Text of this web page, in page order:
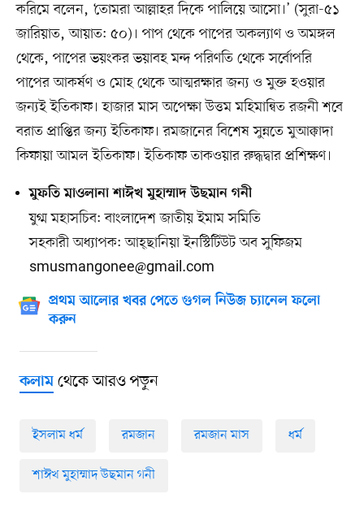
করিমে বলেন, ‘তোমরা আল্লাহর দিকে পালিয়ে আসো।’ (সুরা-৫১
জারিয়াত, আয়াত: ৫০)। পাপ থেকে পাপের অকল্যাণ ও অমঙ্গল
থেকে, পাপের ভয়ংকর ভয়াবহ মন্দ পরিণতি থেকে সর্বোপরি
পাপের আকর্ষণ ও মোহ থেকে আত্মরক্ষার জন্য ও মুক্ত হওয়ার
জন্যই ইতিকাফ। হাজার মাস অপেক্ষা উত্তম মহিমান্বিত রজনী শবে
বরাত প্রাপ্তির জন্য ইতিকাফ। রমজানের বিশেষ সুন্নতে মুআক্কাদা
কিফায়া আমল ইতিকাফ। ইতিকাফ তাকওয়ার রুদ্ধদ্বার প্রশিক্ষণ।
মুফতি মাওলানা শাঈখ মুহাম্মাদ উছমান গনী
যুগ্ম মহাসচিব: বাংলাদেশ জাতীয় ইমাম সমিতি
সহকারী অধ্যাপক: আহ্ছানিয়া ইনস্টিটিউট অব সুফিজম
smusmangonee@gmail.com
প্রথম আলোর খবর পেতে গুগল নিউজ চ্যানেল ফলো
করুন
কলামথেকে আরও পড়ুন
ইসলাম ধর্ম রমজান রমজান মাস ধর্ম
শাঈখ মুহাম্মাদ উছমান গনী